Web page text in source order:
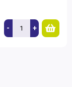
- +